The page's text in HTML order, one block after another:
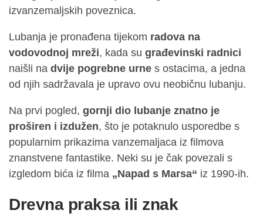
izvanzemaljskih poveznica.
Lubanja je pronađena tijekom radova na
vodovodnoj mreži, kada su građevinski radnici
naišli na dvije pogrebne urne s ostacima, a jedna
od njih sadržavala je upravo ovu neobičnu lubanju.
Na prvi pogled, gornji dio lubanje znatno je
proširen i izdužen, što je potaknulo usporedbe s
popularnim prikazima vanzemaljaca iz filmova
znanstvene fantastike. Neki su je čak povezali s
izgledom bića iz filma „Napad s Marsa“ iz 1990-ih.
Drevna praksa ili znak